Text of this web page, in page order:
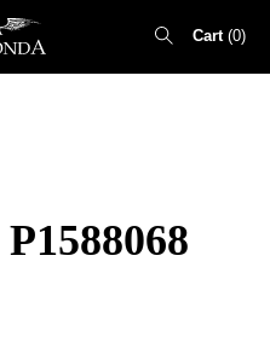
Cart 0